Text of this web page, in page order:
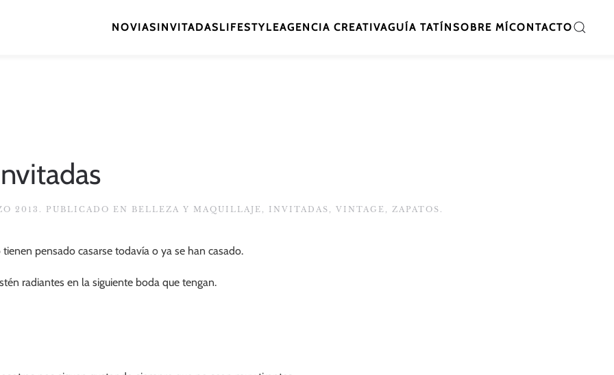
NOVIASINVITADASLIFESTYLEAGENCIA CREATIVAGUÍA TATÍNSOBRE MÍCONTACTO
2013 . PUBLICADO EN BELLEZA Y MAQUILLAJE , INVITADAS , VINTAGE , ZAPATOS .
pensado casarse todavía o ya se han casado.
radiantes en la siguiente boda que tengan.